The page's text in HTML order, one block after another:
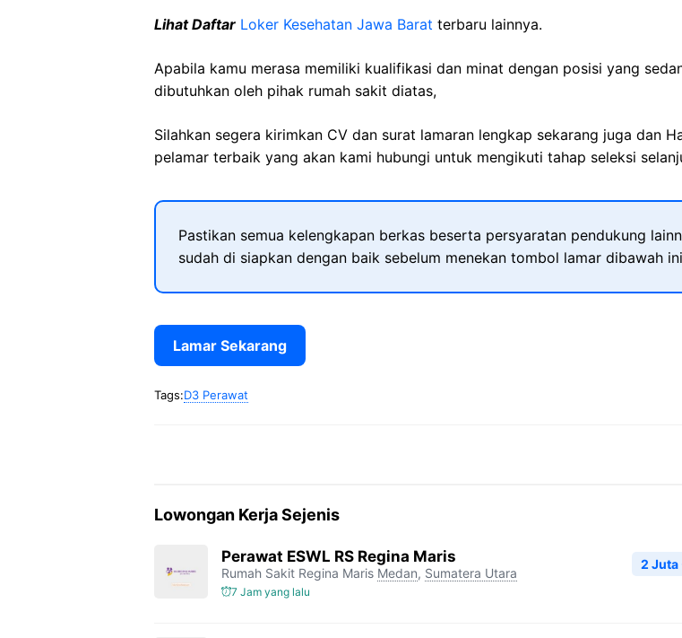
Lihat Daftar Loker Kesehatan Jawa Barat terbaru lainnya.
Apabila kamu merasa memiliki kualifikasi dan minat dengan posisi yang
dibutuhkan oleh pihak rumah sakit diatas,
Silahkan segera kirimkan CV dan surat lamaran lengkap sekarang juga dan
pelamar terbaik yang akan kami hubungi untuk mengikuti tahap seleksi
Pastikan semua kelengkapan berkas beserta persyaratan pendukung
sudah di siapkan dengan baik sebelum menekan tombol lamar dibawah
Lamar Sekarang
Tags:D3 Perawat
Lowongan Kerja Sejenis
Perawat ESWL RS Regina Maris
Rumah Sakit Regina Maris Medan, Sumatera Utara
7 Jam yang lalu
2 Juta